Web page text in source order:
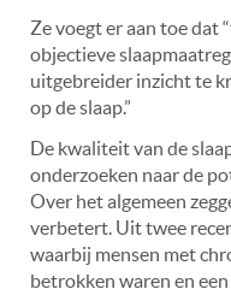
Ze voegt er aan toe dat
objectieve
uitgebreider inzicht te
op de slaap.”
De kwaliteit van de
onderzoeken naar de
Over het algemeen
verbetert. Uit twee
waarbij mensen met
betrokken waren en een